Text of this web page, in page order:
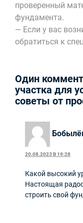
проверенный
фундамента.
— Если у вас
обратиться к
Один
участка для
советы от
20.08.2023 В 19:28
Какой высокий
Настоящая
строить свой